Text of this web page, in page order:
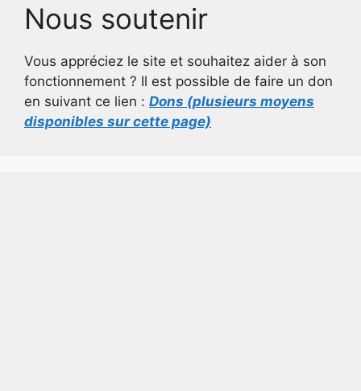
Nous soutenir
Vous appréciez le site et souhaitez aider à son
fonctionnement ? Il est possible de faire un don
en suivant ce lien : Dons (plusieurs moyens
disponibles sur cette page)